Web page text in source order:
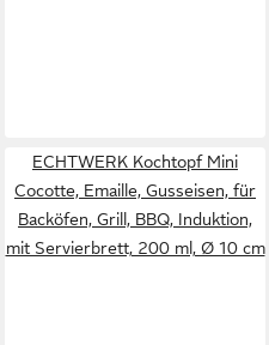
ECHTWERK Kochtopf Mini
Cocotte, Emaille, Gusseisen, für
Backöfen, Grill, BBQ, Induktion,
mit Servierbrett, 200 ml, Ø 10 cm